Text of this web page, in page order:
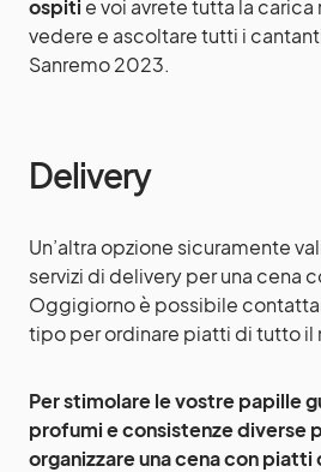
ospiti e voi avrete tutta la
vedere e ascoltare tutti i
Sanremo 2023.
Delivery
Un’altra opzione sicuramente
servizi di delivery per una cena
Oggigiorno è possibile
tipo per ordinare piatti di tutto il
Per stimolare le vostre papille
profumi e consistenze diverse
organizzare una cena con piatti